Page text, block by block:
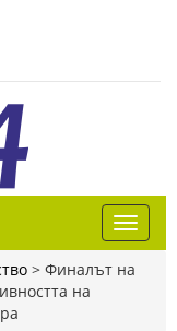
> Финалът на
на